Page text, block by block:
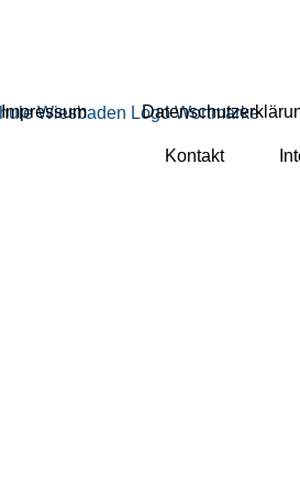
Impressum
Kontakt